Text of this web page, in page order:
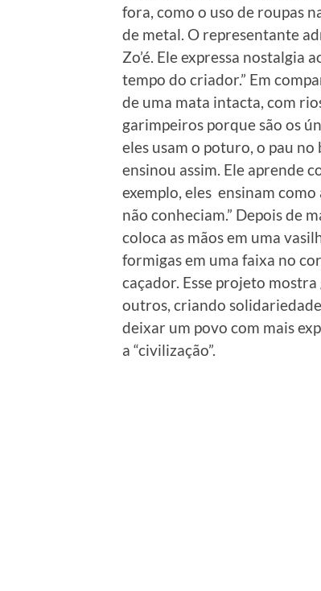
fora, como o uso de roupas
de metal. O representante
Zo’é. Ele expressa nostalgia
tempo do criador.” Em
de uma mata intacta, com
garimpeiros porque são os
eles usam o poturo, o pau
ensinou assim. Ele aprende
exemplo, eles ensinam
não conheciam.” Depois de
coloca as mãos em uma
formigas em uma faixa no
caçador. Esse projeto
outros, criando
deixar um povo com mais
a “civilização”.